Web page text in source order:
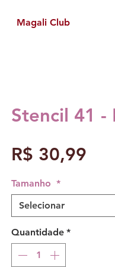
Magali Club
Stencil 41 -
R$ 30,99
Tamanho *
Selecionar
Quantidade *